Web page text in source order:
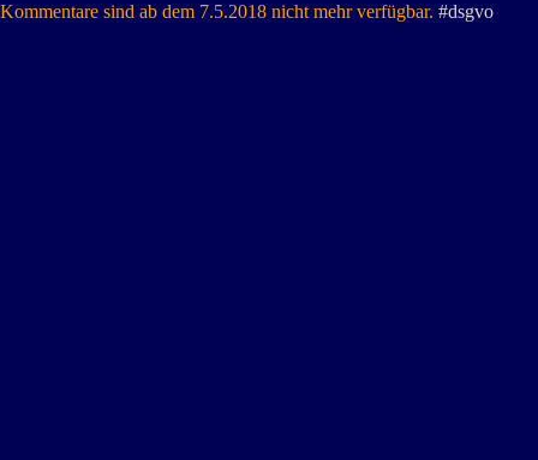
Kommentare sind ab dem 7.5.2018 nicht mehr verfügbar. #dsgvo